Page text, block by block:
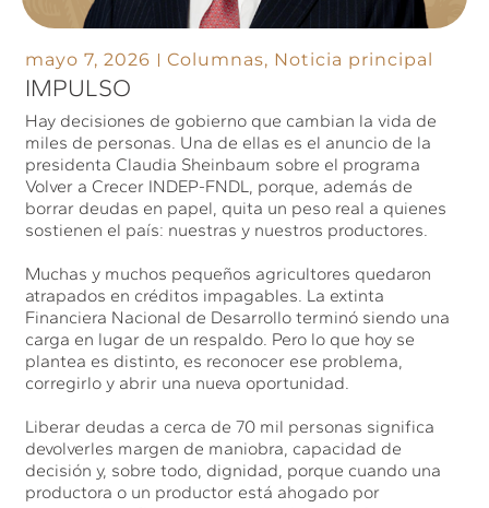
mayo 7, 2026 Columnas, Noticia principal
IMPULSO
Hay decisiones de gobierno que cambian la vida de
miles de personas. Una de ellas es el anuncio de la
presidenta Claudia Sheinbaum sobre el programa
Volver a Crecer INDEP-FNDL, porque, además de
borrar deudas en papel, quita un peso real a quienes
sostienen el país: nuestras y nuestros productores.
Muchas y muchos pequeños agricultores quedaron
atrapados en créditos impagables. La extinta
Financiera Nacional de Desarrollo terminó siendo una
carga en lugar de un respaldo. Pero lo que hoy se
plantea es distinto, es reconocer ese problema,
corregirlo y abrir una nueva oportunidad.
Liberar deudas a cerca de 70 mil personas significa
devolverles margen de maniobra, capacidad de
decisión y, sobre todo, dignidad, porque cuando una
productora o un productor está ahogado por